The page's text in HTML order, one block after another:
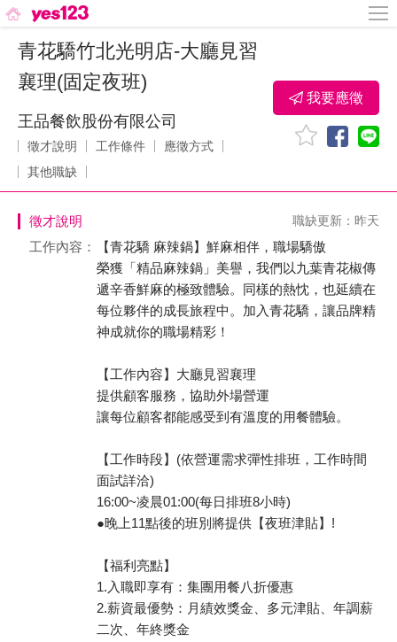
青花驕竹北光明店-大廳見習
襄理(固定夜班)
王品餐飲股份有限公司
徵才說明 工作條件
應徵方式
其他職缺
我要應徵
徵才說明 職缺更新：昨天
工作內容：
【青花驕 麻辣鍋】鮮麻相伴，職場驕傲
榮獲「精品麻辣鍋」美譽，我們以九葉青花椒傳
遞辛香鮮麻的極致體驗。同樣的熱忱，也延續在
每位夥伴的成長旅程中。加入青花驕，讓品牌精
神成就你的職場精彩！
【工作內容】大廳見習襄理
提供顧客服務，協助外場營運
讓每位顧客都能感受到有溫度的用餐體驗。
【工作時段】(依營運需求彈性排班，工作時間
面試詳洽)
16:00~凌晨01:00(每日排班8小時)
●晚上11點後的班別將提供【夜班津貼】!
【福利亮點】
1.入職即享有：集團用餐八折優惠
2.薪資最優勢：月績效獎金、多元津貼、年調薪
二次、年終獎金